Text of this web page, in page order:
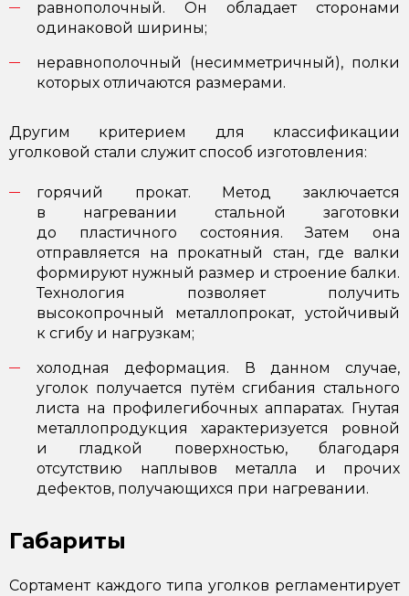
равнополочный. Он обладает сторонами
одинаковой ширины;
неравнополочный (несимметричный), полки
которых отличаются размерами.
Другим критерием для классификации
уголковой стали служит способ изготовления:
горячий прокат. Метод заключается
в нагревании стальной заготовки
до пластичного состояния. Затем она
отправляется на прокатный стан, где валки
формируют нужный размер и строение балки.
Технология позволяет получить
высокопрочный металлопрокат, устойчивый
к сгибу и нагрузкам;
холодная деформация. В данном случае,
уголок получается путём сгибания стального
листа на профилегибочных аппаратах. Гнутая
металлопродукция характеризуется ровной
и гладкой поверхностью, благодаря
отсутствию наплывов металла и прочих
дефектов, получающихся при нагревании.
Габариты
Сортамент каждого типа уголков регламентирует